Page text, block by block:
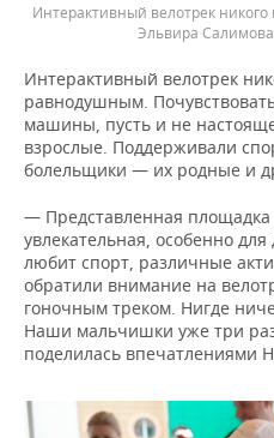
Интерактивный велотрек
Эльвира
Интерактивный велотрек
равнодушным.
машины, пусть и не
взрослые. Поддерживали
болельщики — их родные и
— Представленная площадка
увлекательная, особенно
любит спорт, различные
обратили внимание на
гоночным треком. Нигде
Наши мальчишки уже три
поделилась впечатлениями